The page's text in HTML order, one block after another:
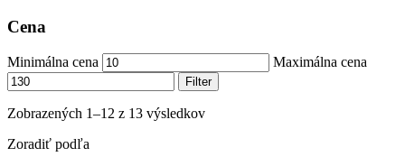
Cena
Minimálna cena Maximálna cena
Filter
Zobrazených 1–12 z 13 výsledkov
Zoradiť podľa